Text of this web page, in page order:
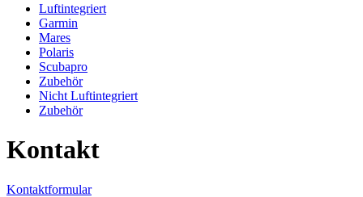
Luftintegriert
Garmin
Mares
Polaris
Scubapro
Zubehör
Nicht Luftintegriert
Zubehör
Kontakt
Kontaktformular